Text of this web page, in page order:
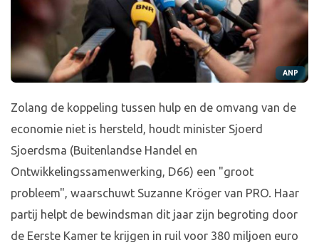
ANP
Zolang de koppeling tussen hulp en de omvang van de
economie niet is hersteld, houdt minister Sjoerd
Sjoerdsma (Buitenlandse Handel en
Ontwikkelingssamenwerking, D66) een "groot
probleem", waarschuwt Suzanne Kröger van PRO. Haar
partij helpt de bewindsman dit jaar zijn begroting door
de Eerste Kamer te krijgen in ruil voor 380 miljoen euro